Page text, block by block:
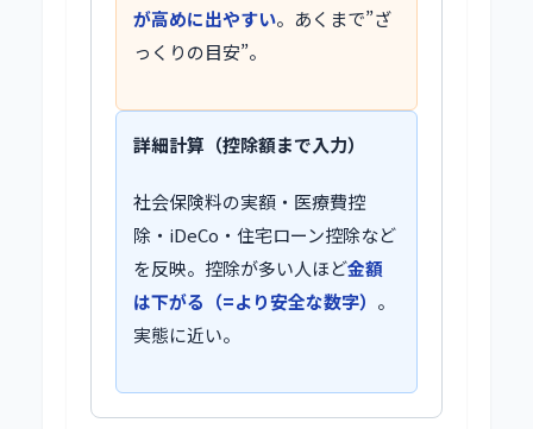
が高めに出やすい。あくまで”ざ
っくりの目安”。
詳細計算（控除額まで入力）
社会保険料の実額・医療費控
除・iDeCo・住宅ローン控除など
を反映。控除が多い人ほど金額
は下がる（=より安全な数字） 。
実態に近い。